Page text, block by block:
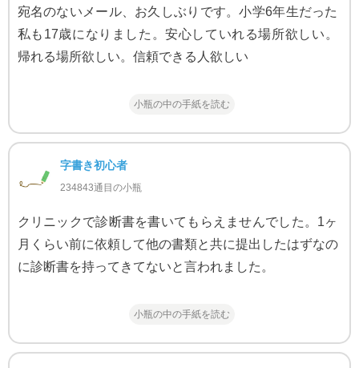
宛名のないメール、お久しぶりです。小学6年生だった
私も17歳になりました。安心していれる場所欲しい。
帰れる場所欲しい。信頼できる人欲しい
小瓶の中の手紙を読む
字書き初心者
234843通目の小瓶
クリニックで診断書を書いてもらえませんでした。1ヶ
月くらい前に依頼して他の書類と共に提出したはずなの
に診断書を持ってきてないと言われました。
小瓶の中の手紙を読む